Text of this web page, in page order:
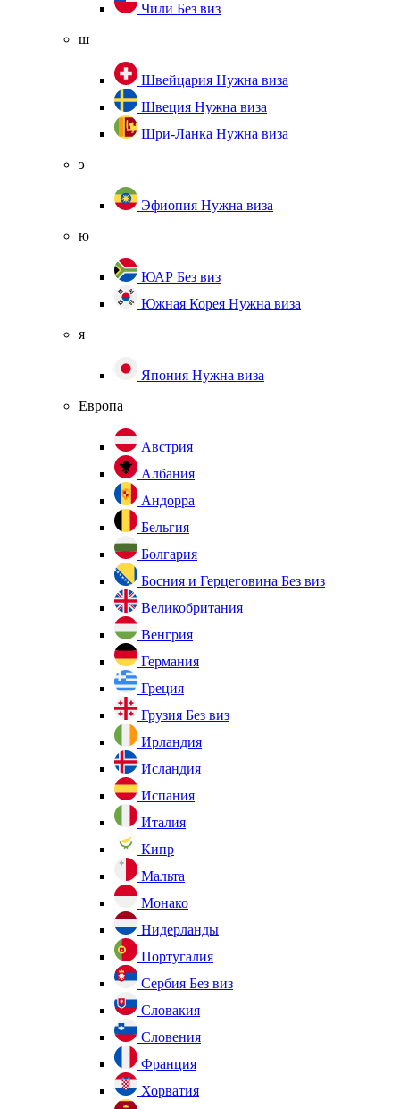
Чили Без виз
ш
Швейцария Нужна виза
Швеция Нужна виза
Шри-Ланка Нужна виза
э
Эфиопия Нужна виза
ю
ЮАР Без виз
Южная Корея Нужна виза
я
Япония Нужна виза
Европа
Австрия
Албания
Андорра
Бельгия
Болгария
Босния и Герцеговина Без виз
Великобритания
Венгрия
Германия
Греция
Грузия Без виз
Ирландия
Исландия
Испания
Италия
Кипр
Мальта
Монако
Нидерланды
Португалия
Сербия Без виз
Словакия
Словения
Франция
Хорватия